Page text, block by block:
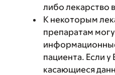
либо лекарство
К некоторым
препаратам
пациента. Если
касающиеся